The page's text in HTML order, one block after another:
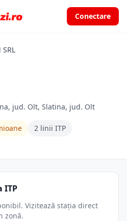
Conectare
SRL
jud. Olt, Slatina, jud. Olt
2 linii ITP
ITP
Vizitează stația direct
zonă.